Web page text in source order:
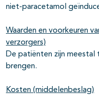
niet-paracetamol
Waarden en voorkeuren
verzorgers)
De patiënten zijn
brengen.
Kosten (middelenbeslag)